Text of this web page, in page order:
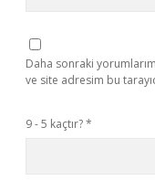
Daha sonraki
ve site adresim bu
9 - 5 kaçtır?*